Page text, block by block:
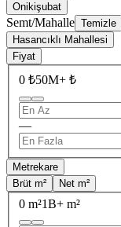
Onikişubat
Semt/Mahalle Temizle
Hasancıklı Mahallesi
Fiyat
0 ₺50M+ ₺
—
Metrekare
Brüt m²
Net m²
0 m²1B+ m²